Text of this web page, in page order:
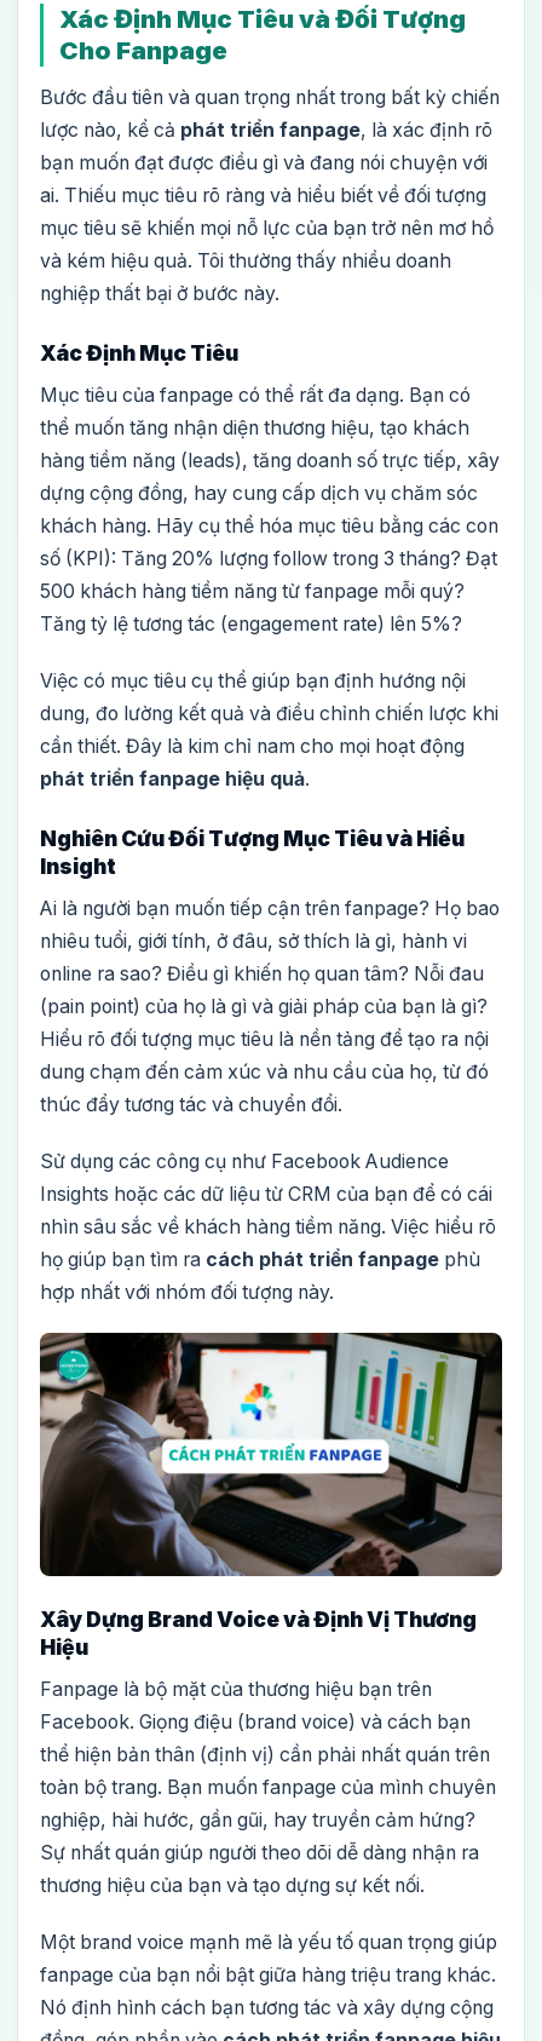
Xác Định Mục Tiêu và Đối Tượng
Cho Fanpage
Bước đầu tiên và quan trọng nhất trong bất kỳ chiến
lược nào, kể cả phát triển fanpage, là xác định rõ
bạn muốn đạt được điều gì và đang nói chuyện với
ai. Thiếu mục tiêu rõ ràng và hiểu biết về đối tượng
mục tiêu sẽ khiến mọi nỗ lực của bạn trở nên mơ hồ
và kém hiệu quả. Tôi thường thấy nhiều doanh
nghiệp thất bại ở bước này.
Xác Định Mục Tiêu
Mục tiêu của fanpage có thể rất đa dạng. Bạn có
thể muốn tăng nhận diện thương hiệu, tạo khách
hàng tiềm năng (leads), tăng doanh số trực tiếp, xây
dựng cộng đồng, hay cung cấp dịch vụ chăm sóc
khách hàng. Hãy cụ thể hóa mục tiêu bằng các con
số (KPI): Tăng 20% lượng follow trong 3 tháng? Đạt
500 khách hàng tiềm năng từ fanpage mỗi quý?
Tăng tỷ lệ tương tác (engagement rate) lên 5%?
Việc có mục tiêu cụ thể giúp bạn định hướng nội
dung, đo lường kết quả và điều chỉnh chiến lược khi
cần thiết. Đây là kim chỉ nam cho mọi hoạt động
phát triển fanpage hiệu quả.
Nghiên Cứu Đối Tượng Mục Tiêu và Hiểu
Insight
Ai là người bạn muốn tiếp cận trên fanpage? Họ bao
nhiêu tuổi, giới tính, ở đâu, sở thích là gì, hành vi
online ra sao? Điều gì khiến họ quan tâm? Nỗi đau
(pain point) của họ là gì và giải pháp của bạn là gì?
Hiểu rõ đối tượng mục tiêu là nền tảng để tạo ra nội
dung chạm đến cảm xúc và nhu cầu của họ, từ đó
thúc đẩy tương tác và chuyển đổi.
Sử dụng các công cụ như Facebook Audience
Insights hoặc các dữ liệu từ CRM của bạn để có cái
nhìn sâu sắc về khách hàng tiềm năng. Việc hiểu rõ
họ giúp bạn tìm ra cách phát triển fanpage phù
hợp nhất với nhóm đối tượng này.
Xây Dựng Brand Voice và Định Vị Thương
Hiệu
Fanpage là bộ mặt của thương hiệu bạn trên
Facebook. Giọng điệu (brand voice) và cách bạn
thể hiện bản thân (định vị) cần phải nhất quán trên
toàn bộ trang. Bạn muốn fanpage của mình chuyên
nghiệp, hài hước, gần gũi, hay truyền cảm hứng?
Sự nhất quán giúp người theo dõi dễ dàng nhận ra
thương hiệu của bạn và tạo dựng sự kết nối.
Một brand voice mạnh mẽ là yếu tố quan trọng giúp
fanpage của bạn nổi bật giữa hàng triệu trang khác.
Nó định hình cách bạn tương tác và xây dựng cộng